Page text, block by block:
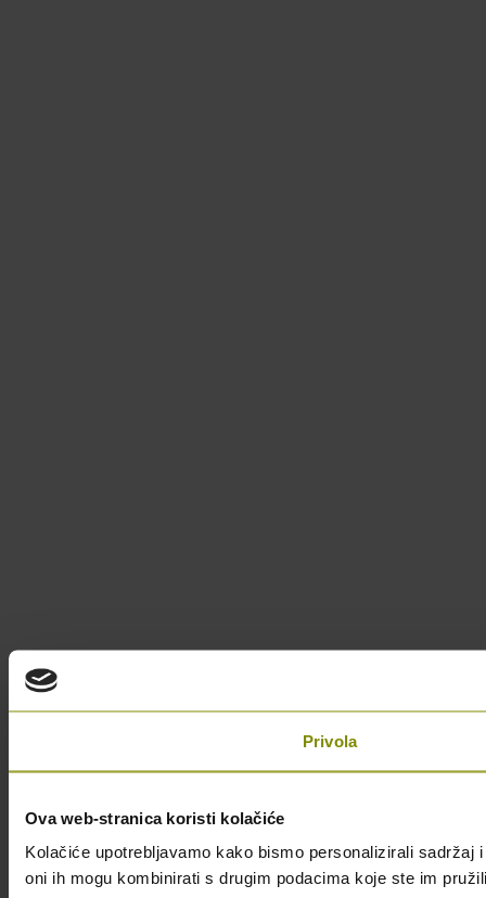
Privola
Ova web-stranica koristi kolačiće
Kolačiće upotrebljavamo kako bismo personalizirali
oni ih mogu kombinirati s drugim podacima koje ste im